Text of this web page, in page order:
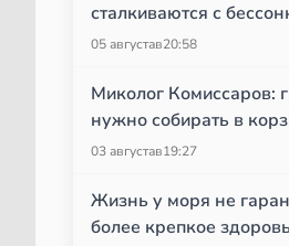
сталкиваются с
05 августав20:58
Миколог Комиссаров:
нужно собирать в
03 августав19:27
Жизнь у моря не
более крепкое